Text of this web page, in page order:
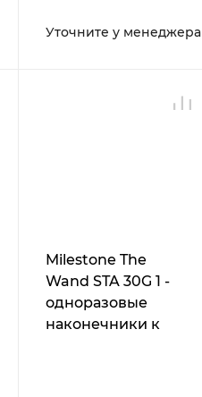
Уточните у менеджера
Milestone The
Wand STA 30G 1 -
одноразовые
наконечники к